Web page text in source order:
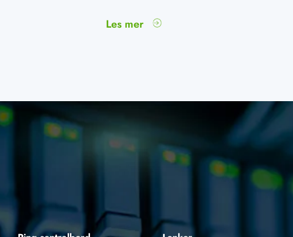
Les mer